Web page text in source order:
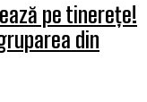
pe tinerețe!
din